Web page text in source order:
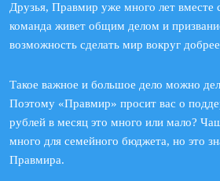
Друзья, Правмир уже много лет вместе
команда живет общим делом и
возможность сделать мир вокруг
Такое важное и большое дело можно
Поэтому «Правмир» просит вас о
рублей в месяц это много или мало?
много для семейного бюджета, но это
Правмира.